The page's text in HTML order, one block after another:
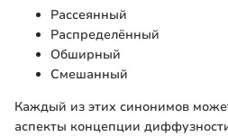
Рассеянный
Распределённый
Обширный
Смешанный
Каждый из этих синонимов
аспекты концепции